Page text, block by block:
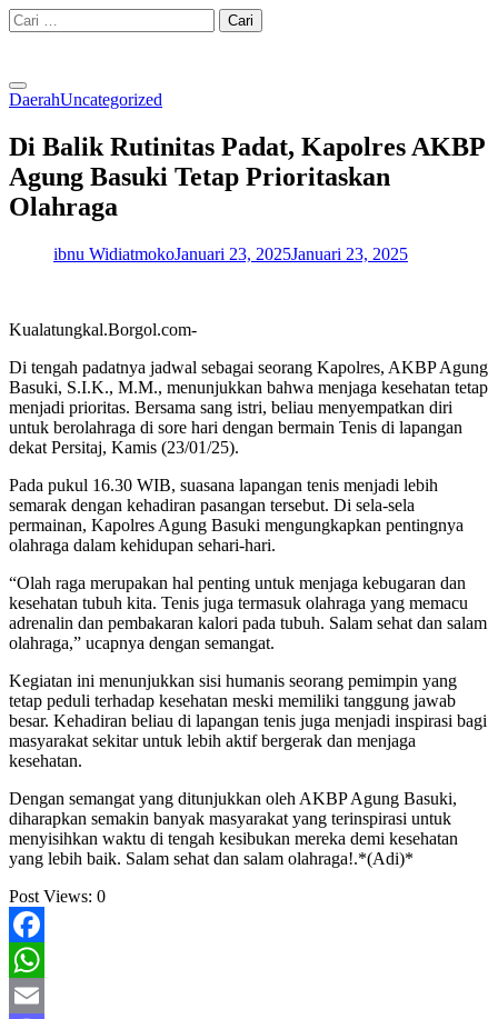
Skip
to
Cari
untuk:
DaerahUncategorized
Di Balik Rutinitas Padat, Kapolres AKBP
Agung Basuki Tetap Prioritaskan
Olahraga
ibnu WidiatmokoJanuari 23, 2025Januari 23, 2025
Kualatungkal.Borgol.com-
Di tengah padatnya jadwal sebagai seorang Kapolres, AKBP Agung
Basuki, S.I.K., M.M., menunjukkan bahwa menjaga kesehatan tetap
menjadi prioritas. Bersama sang istri, beliau menyempatkan diri
untuk berolahraga di sore hari dengan bermain Tenis di lapangan
dekat Persitaj, Kamis (23/01/25).
Pada pukul 16.30 WIB, suasana lapangan tenis menjadi lebih
semarak dengan kehadiran pasangan tersebut. Di sela-sela
permainan, Kapolres Agung Basuki mengungkapkan pentingnya
olahraga dalam kehidupan sehari-hari.
“Olah raga merupakan hal penting untuk menjaga kebugaran dan
kesehatan tubuh kita. Tenis juga termasuk olahraga yang memacu
adrenalin dan pembakaran kalori pada tubuh. Salam sehat dan salam
olahraga,” ucapnya dengan semangat.
Kegiatan ini menunjukkan sisi humanis seorang pemimpin yang
tetap peduli terhadap kesehatan meski memiliki tanggung jawab
besar. Kehadiran beliau di lapangan tenis juga menjadi inspirasi bagi
masyarakat sekitar untuk lebih aktif bergerak dan menjaga
kesehatan.
Dengan semangat yang ditunjukkan oleh AKBP Agung Basuki,
diharapkan semakin banyak masyarakat yang terinspirasi untuk
menyisihkan waktu di tengah kesibukan mereka demi kesehatan
yang lebih baik. Salam sehat dan salam olahraga!.*(Adi)*
Post Views: 0
Facebook
WhatsApp